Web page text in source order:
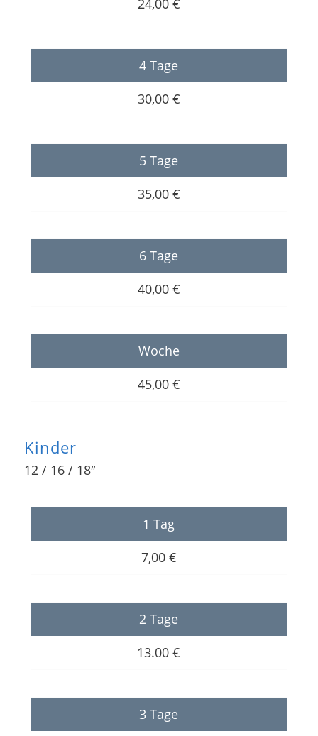
24,00 €
4 Tage
30,00 €
5 Tage
35,00 €
6 Tage
40,00 €
Woche
45,00 €
Kinder
12 / 16 / 18″
1 Tag
7,00 €
2 Tage
13.00 €
3 Tage